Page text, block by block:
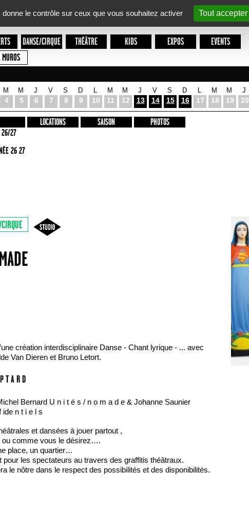
le contrôle sur ceux que vous souhaitez activer
Tout accepter
DANSE/CIRQUE THÉÂTRE KIDS EXPOS
EVENTS
MUROS
M
4
M
5
J
6
V
7
S
8
D
9 10
M
11
M
12
J
13
V
14
S
15
D
16 17
M
18
M
19
J
20
26/27
26 27
LOCATIONS SAISON PHOTOS
création interdisciplinaire Danse - Chant lyrique - ... avec
Van Dieren et Bruno Letort.
T A R D
Bernard U n i t é s / n o m a d e & Johanne Saunier
ide n t i e l s
et dansées à jouer partout ,
ou comme vous le désirez….
place, un quartier…
pour les spectateurs au travers des graffitis théâtraux.
le nôtre dans le respect des possibilités et des disponibilités.